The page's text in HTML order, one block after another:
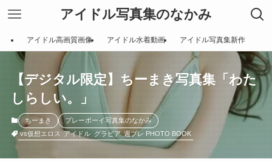
アイドル写真集のなかみ
アイドル高画質画像 アイドル水着動画 アイドル写真集新作
【デジタル限定】ちーまき写真集「わた
しらしい。」
ちーまき
プレーボーイ写真集のなかみ
vs仮想エロス アイドル グラビア 週プレ PHOTO BOOK